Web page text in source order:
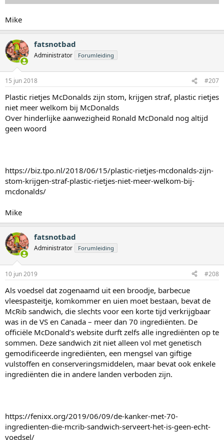
Mike
fatsnotbad
Administrator Forumleiding
15 jun 2018 #207
Plastic rietjes McDonalds zijn stom, krijgen straf, plastic rietjes
niet meer welkom bij McDonalds
Over hinderlijke aanwezigheid Ronald McDonald nog altijd
geen woord
https://biz.tpo.nl/2018/06/15/plastic-rietjes-mcdonalds-zijn-
stom-krijgen-straf-plastic-rietjes-niet-meer-welkom-bij-
mcdonalds/
Mike
fatsnotbad
Administrator Forumleiding
10 jun 2019 #208
Als voedsel dat zogenaamd uit een broodje, barbecue
vleespasteitje, komkommer en uien moet bestaan, bevat de
McRib sandwich, die slechts voor een korte tijd verkrijgbaar
was in de VS en Canada – meer dan 70 ingrediënten. De
officiële McDonald’s website durft zelfs alle ingrediënten op te
sommen. Deze sandwich zit niet alleen vol met genetisch
gemodificeerde ingrediënten, een mengsel van giftige
vulstoffen en conserveringsmiddelen, maar bevat ook enkele
ingrediënten die in andere landen verboden zijn.
https://fenixx.org/2019/06/09/de-kanker-met-70-
ingredienten-die-mcrib-sandwich-serveert-het-is-geen-echt-
voedsel/